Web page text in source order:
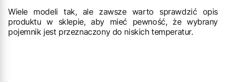
Wiele modeli tak, ale zawsze warto sprawdzić opis
produktu w sklepie, aby mieć pewność, że wybrany
pojemnik jest przeznaczony do niskich temperatur.